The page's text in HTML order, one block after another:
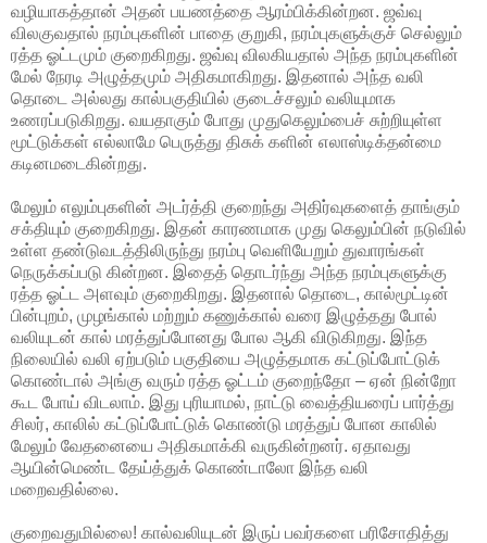
வழியாகத்தான் அதன் பயணத்தை ஆரம்பிக்கின்றன. ஜவ்வு
விலகுவதால் நரம்புகளின் பாதை குறுகி, நரம்புகளுக்குச் செல்லும்
ரத்த ஓட்டமும் குறைகிறது. ஜவ்வு விலகியதால் அந்த நரம்புகளின்
மேல் நேரடி அழுத்தமும் அதிகமாகிறது. இதனால் அந்த வலி
தொடை அல்லது கால்பகுதியில் குடைச்சலும் வலியுமாக
உணரப்படுகிறது. வயதாகும் போது முதுகெலும்பைச் சுற்றியுள்ள
மூட்டுக்கள் எல்லாமே பெருத்து திசுக் களின் எலாஸ்டிக்தன்மை
கடினமடைகின்றது.
மேலும் எலும்புகளின் அடர்த்தி குறைந்து அதிர்வுகளைத் தாங்கும்
சக்தியும் குறைகிறது. இதன் காரணமாக முது கெலும்பின் நடுவில்
உள்ள தண்டுவடத்திலிருந்து நரம்பு வெளியேறும் துவாரங்கள்
நெருக்கப்படு கின்றன. இதைத் தொடர்ந்து அந்த நரம்புகளுக்கு
ரத்த ஓட்ட அளவும் குறைகிறது. இதனால் தொடை, கால்மூட்டின்
பின்புறம், முழங்கால் மற்றும் கணுக்கால் வரை இழுத்தது போல்
வலியுடன் கால் மரத்துப்போனது போல ஆகி விடுகிறது. இந்த
நிலையில் வலி ஏற்படும் பகுதியை அழுத்தமாக கட்டுப்போட்டுக்
கொண்டால் அங்கு வரும் ரத்த ஓட்டம் குறைந்தோ – ஏன் நின்றோ
கூட போய் விடலாம். இது புரியாமல், நாட்டு வைத்தியரைப் பார்த்து
சிலர், காலில் கட்டுப்போட்டுக் கொண்டு மரத்துப் போன காலில்
மேலும் வேதனையை அதிகமாக்கி வருகின்றனர். ஏதாவது
ஆயின்மெண்ட தேய்த்துக் கொண்டாலோ இந்த வலி
மறைவதில்லை.
குறைவதுமில்லை! கால்வலியுடன் இருப் பவர்களை பரிசோதித்து